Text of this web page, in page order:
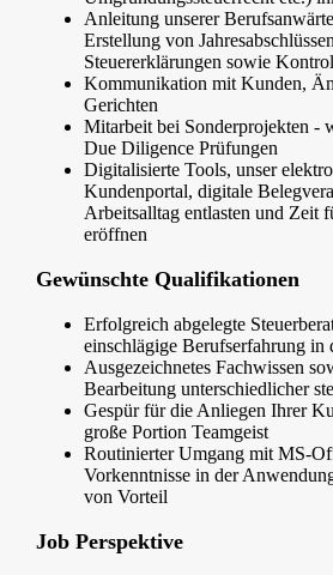
Anleitung unserer
Erstellung von
Steuererklärungen sowie
Kommunikation mit Kunden,
Gerichten
Mitarbeit bei Sonderprojekten -
Due Diligence Prüfungen
Digitalisierte Tools, unser
Kundenportal, digitale
Arbeitsalltag entlasten und Zeit
eröffnen
Gewünschte Qualifikationen
Erfolgreich abgelegte
einschlägige Berufserfahrung in
Ausgezeichnetes Fachwissen
Bearbeitung unterschiedlicher
Gespür für die Anliegen Ihrer
große Portion Teamgeist
Routinierter Umgang mit MS-
Vorkenntnisse in der
von Vorteil
Job Perspektive